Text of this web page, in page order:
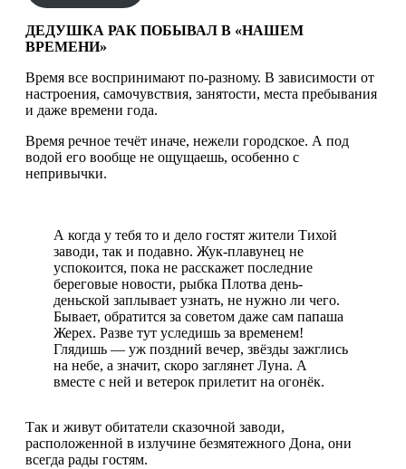
ДЕДУШКА РАК ПОБЫВАЛ В «НАШЕМ
ВРЕМЕНИ»
Время все воспринимают по-разному. В зависимости от
настроения, самочувствия, занятости, места пребывания
и даже времени года.
Время речное течёт иначе, нежели городское. А под
водой его вообще не ощущаешь, особенно с
непривычки.
А когда у тебя то и дело гостят жители Тихой
заводи, так и подавно. Жук-плавунец не
успокоится, пока не расскажет последние
береговые новости, рыбка Плотва день-
деньской заплывает узнать, не нужно ли чего.
Бывает, обратится за советом даже сам папаша
Жерех. Разве тут уследишь за временем!
Глядишь — уж поздний вечер, звёзды зажглись
на небе, а значит, скоро заглянет Луна. А
вместе с ней и ветерок прилетит на огонёк.
Так и живут обитатели сказочной заводи,
расположенной в излучине безмятежного Дона, они
всегда рады гостям.